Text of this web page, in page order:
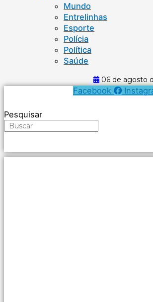
Mundo
Entrelinhas
Esporte
Polícia
Política
Saúde
06 de agosto
Facebook
Pesquisar